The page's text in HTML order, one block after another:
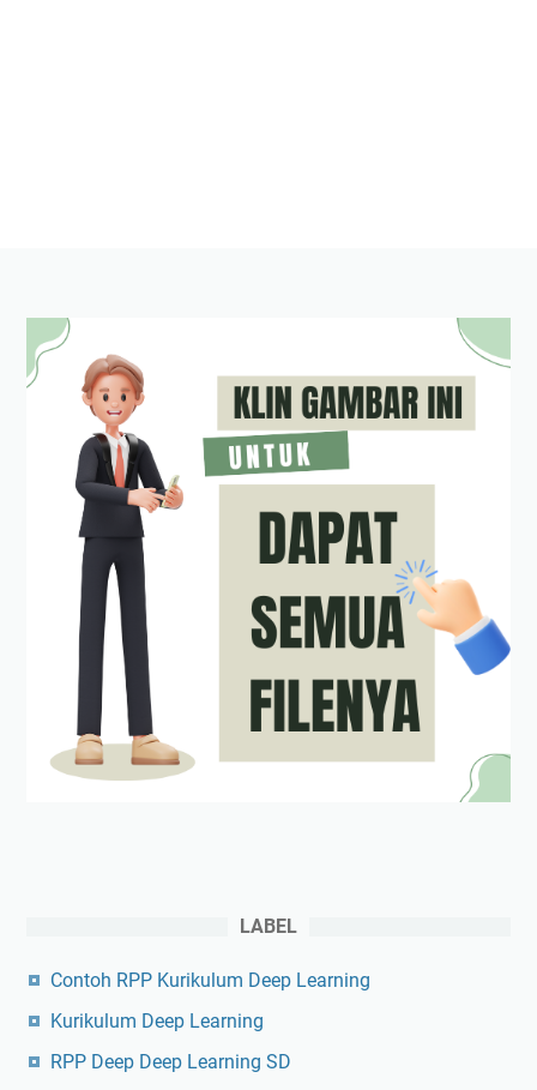
LABEL
Contoh RPP Kurikulum Deep Learning
Kurikulum Deep Learning
RPP Deep Deep Learning SD